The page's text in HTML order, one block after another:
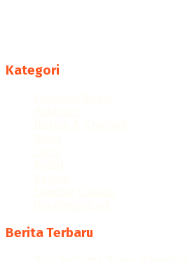
Kategori
Berita Terbaru